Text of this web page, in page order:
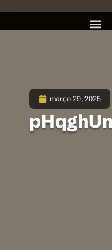
março 29, 2025